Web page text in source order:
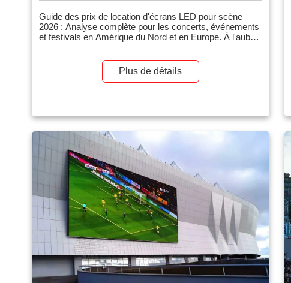
Guide des prix de location d'écrans LED pour scène
2026 : Analyse complète pour les concerts, événements
et festivals en Amérique du Nord et en Europe. À l'aube
des panneaux bruts ont légèrement diminué grâce aux
gains d'efficacité en production, la demande pour des
Plus de détails